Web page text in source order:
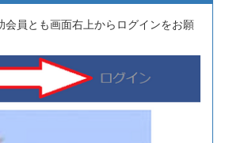
会員とも画面右上からログインをお願